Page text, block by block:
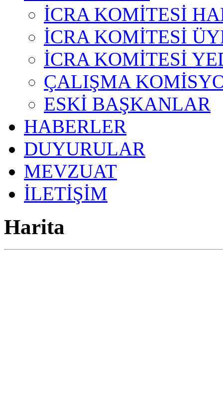
İCRA KOMİTESİ
İCRA KOMİTESİ
İCRA KOMİTESİ
ÇALIŞMA
ESKİ BAŞKANLAR
HABERLER
DUYURULAR
MEVZUAT
İLETİŞİM
Harita